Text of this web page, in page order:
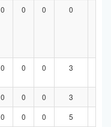
0 0 0 0
0 0 0 3
0 0 0 3
0 0 0 5